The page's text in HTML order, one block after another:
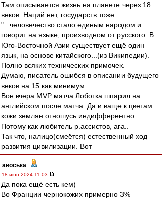
Там описывается жизнь на планете через 18
веков. Наций нет, государств тоже.
"...человечество стало единым народом и
говорит на языке, производном от русского. В
Юго-Восточной Азии существует ещё один
язык, на основе китайского...(из Википедии).
Полно всяких технических примочек.
Думаю, писатель ошибся в описании будущего
веков на 15 как минимум.
Вон вчера MVP матча Лоботка шпарил на
английском после матча. Да и ваще к цветам
кожи землян отношусь индифферентно.
Потому как любитель р.ассистов, ага..
Так что, налицо(смеётся) естественный ход
развития цивилизации. Вот
авоська -
18 июн 2024 11:03
Да пока ещё есть кем)
Во Франции чернокожих примерно 3%